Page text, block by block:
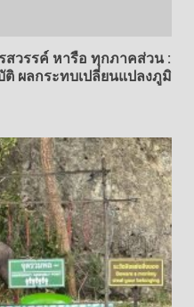
สวรรค์ หารือ ทุกภาคส่วน :
ผลกระทบเปลี่ยนแปลงภูมิ